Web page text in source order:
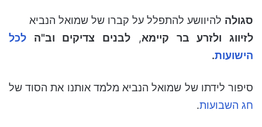
סגולה להיוושע להתפלל על קברו של שמואל הנביא
לזיווג ולזרע בר קיימא, לבנים צדיקים וב"ה לכל
הישועות.
סיפור לידתו של שמואל הנביא מלמד אותנו את הסוד של
חג השבועות.